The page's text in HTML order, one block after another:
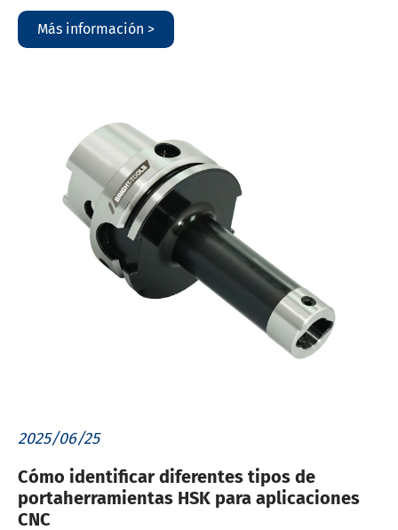
Más información >
2025/06/25
Cómo identificar diferentes tipos de
portaherramientas HSK para aplicaciones
CNC